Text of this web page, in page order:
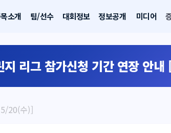
소개 팀/선수 대회정보 정보공개 미디어
지 리그 참가신청 기간 연장 안
20(수)]